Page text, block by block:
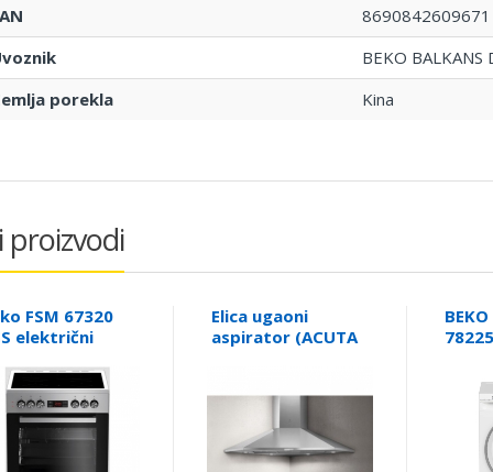
8690842609671
BEKO BALKANS
porekla
Kina
proizvodi
FSM 67320
električni
Elica ugaoni
aspirator (ACUTA